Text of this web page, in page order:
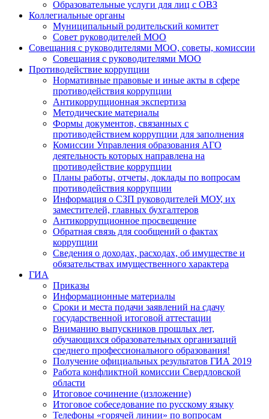
Образовательные услуги для лиц с ОВЗ
Коллегиальные органы
Муниципальный родительский комитет
Совет руководителей МОО
Совещания с руководителями МОО, советы, комиссии
Совещания с руководителями МОО
Противодействие коррупции
Нормативные правовые и иные акты в сфере
противодействия коррупции
Антикоррупционная экспертиза
Методические материалы
Формы документов, связанных с
противодействием коррупции для заполнения
Комиссии Управления образования АГО
деятельность которых направлена на
противодействие коррупции
Планы работы, отчеты, доклады по вопросам
противодействия коррупции
Информация о СЗП руководителей МОУ, их
заместителей, главных бухгалтеров
Антикоррупционное просвещение
Обратная связь для сообщений о фактах
коррупции
Сведения о доходах, расходах, об имуществе и
обязательствах имущественного характера
ГИА
Приказы
Информационные материалы
Сроки и места подачи заявлений на сдачу
государственной итоговой аттестации
Вниманию выпускников прошлых лет,
обучающихся образовательных организаций
среднего профессионального образования!
Получение официальных результатов ГИА 2019
Работа конфликтной комиссии Свердловской
области
Итоговое сочинение (изложение)
Итоговое собеседование по русскому языку
Телефоны «горячей линии» по вопросам